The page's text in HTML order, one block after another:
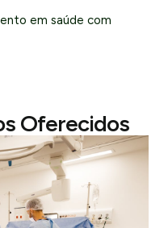
em saúde com
Oferecidos